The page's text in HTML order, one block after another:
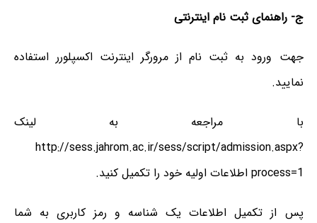
ج- راهنمای ثبت نام اینترنتی
جهت ورود به ثبت نام از مرورگر اینترنت اکسپلورر استفاده
نمایید.
با مراجعه به لینک
http://sess.jahrom.ac.ir/sess/script/admission.aspx?
process=1 اطلاعات اولیه خود را تکمیل کنید.
پس از تکمیل اطلاعات یک شناسه و رمز کاربری به شما